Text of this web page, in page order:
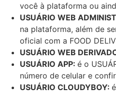
você à plataforma ou
USUÁRIO WEB
na plataforma, além de
oficial com a FOOD
USUÁRIO WEB
USUÁRIO APP: é o
número de celular e
USUÁRIO CLOUDYBOY: